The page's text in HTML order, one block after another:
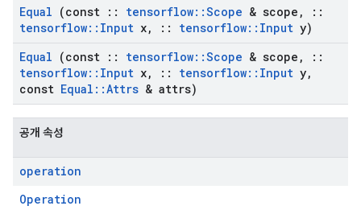
Equal (const :: tensorflow::Scope & scope ,
::
tensorflow:: Input x, :: tensorflow:: Input y)
Equal (const :: tensorflow::Scope & scope ,
::
tensorflow:: Input x, :: tensorflow:: Input y,
const Equal ::Attrs & attrs)
공개 속성
operation
Operation